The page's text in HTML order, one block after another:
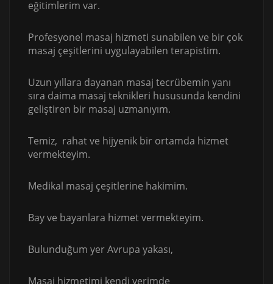
eğitimlerim var.
Profesyonel masaj hizmeti sunabilen ve bir çok
masaj çeşitlerini uygulayabilen terapistim.
Uzun yıllara dayanan masaj tecrübemin yanı
sıra daima masaj teknikleri hususunda kendini
geliştiren bir masaj uzmanıyım.
Temiz, rahat ve hijyenik bir ortamda hizmet
vermekteyim.
Medikal masaj çeşitlerine hakimim.
Bay ve bayanlara hizmet vermekteyim.
Bulunduğum yer Avrupa yakası,
Masaj hizmetimi kendi yerimde